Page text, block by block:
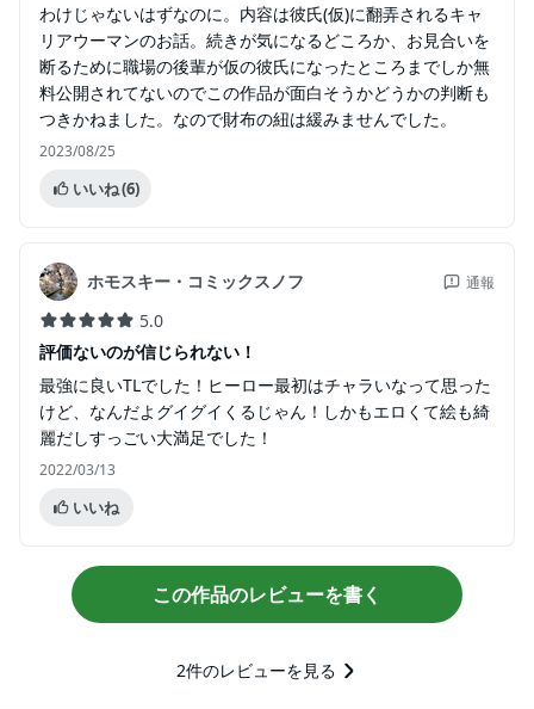
わけじゃないはずなのに。内容は彼氏(仮)に翻弄されるキャ
リアウーマンのお話。続きが気になるどころか、お見合いを
断るために職場の後輩が仮の彼氏になったところまでしか無
料公開されてないのでこの作品が面白そうかどうかの判断も
つきかねました。なので財布の紐は緩みませんでした。
2023/08/25
いいね(6)
ホモスキー・コミックスノフ 通報
5.0
評価ないのが信じられない！
最強に良いTLでした！ヒーロー最初はチャラいなって思った
けど、なんだよグイグイくるじゃん！しかもエロくて絵も綺
麗だしすっごい大満足でした！
2022/03/13
いいね
この作品のレビューを書く
2件のレビューを見る